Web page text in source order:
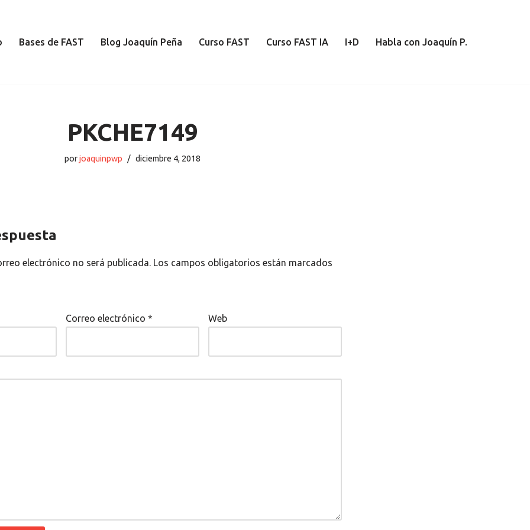
Bases de FAST Blog Joaquín Peña Curso FAST Curso FAST IA I+D Habla con Joaquín P.
PKCHE7149
porjoaquinpwp diciembre 4, 2018
electrónico no será publicada. Los campos obligatorios están marcados
Correo electrónico * Web